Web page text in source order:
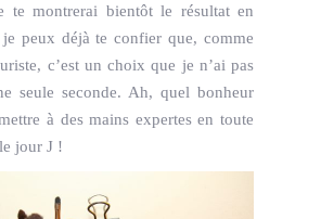
te montrerai bientôt le résultat en
peux déjà te confier que, comme
c’est un choix que je n’ai pas
seule seconde. Ah, quel bonheur
à des mains expertes en toute
jour J !